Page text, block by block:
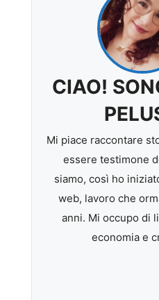
CIAO!
Mi piace raccontare
essere testimone
siamo, così ho
web, lavoro che
anni. Mi occupo di
economia e